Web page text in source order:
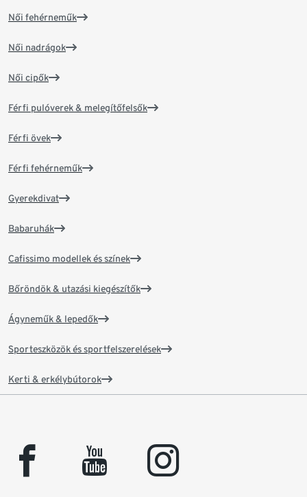
Női fehérneműk
Női nadrágok
Női cipők
Férfi pulóverek & melegítőfelsők
Férfi övek
Férfi fehérneműk
Gyerekdivat
Babaruhák
Cafissimo modellek és színek
Bőröndök & utazási kiegészítők
Ágyneműk & lepedők
Sporteszközök és sportfelszerelések
Kerti & erkélybútorok
facebook youtube instagram